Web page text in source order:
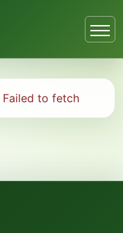
Failed to fetch